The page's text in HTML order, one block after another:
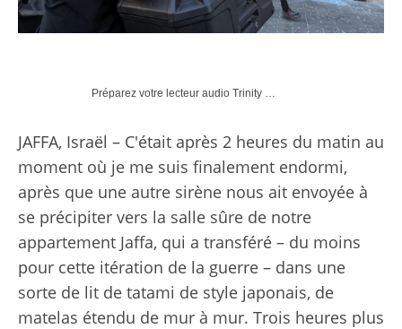
Préparez votre lecteur audio Trinity …
JAFFA, Israël – C'était après 2 heures du matin au
moment où je me suis finalement endormi,
après que une autre sirène nous ait envoyée à
se précipiter vers la salle sûre de notre
appartement Jaffa, qui a transféré – du moins
pour cette itération de la guerre – dans une
sorte de lit de tatami de style japonais, de
matelas étendu de mur à mur. Trois heures plus